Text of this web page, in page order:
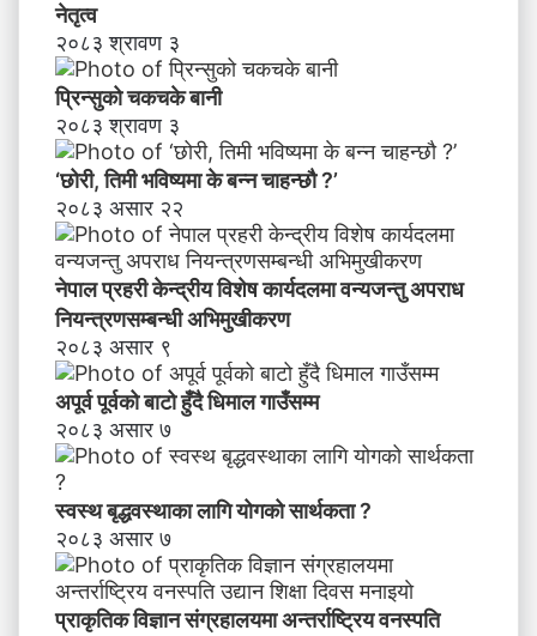
नेतृत्व
२०८३ श्रावण ३
प्रिन्सुको चकचके बानी
२०८३ श्रावण ३
‘छोरी, तिमी भविष्यमा के बन्न चाहन्छौ ?’
२०८३ असार २२
नेपाल प्रहरी केन्द्रीय विशेष कार्यदलमा वन्यजन्तु अपराध
नियन्त्रणसम्बन्धी अभिमुखीकरण
२०८३ असार ९
अपूर्व पूर्वको बाटो हुँदै धिमाल गाउँसम्म
२०८३ असार ७
स्वस्थ बृद्धवस्थाका लागि योगको सार्थकता ?
२०८३ असार ७
प्राकृतिक विज्ञान संग्रहालयमा अन्तर्राष्ट्रिय वनस्पति